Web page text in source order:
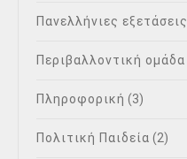
Πανελλήνιες εξετάσεις
Περιβαλλοντική ομάδα
Πληροφορική (3)
Πολιτική Παιδεία (2)